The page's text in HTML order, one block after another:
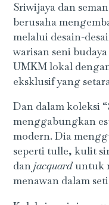
Sriwijaya dan
berusaha
melalui desain-
warisan seni
UMKM lokal
eksklusif yang
Dan dalam koleksi
menggabungkan
modern. Dia
seperti tulle, kulit
danjacquarduntuk
menawan dalam